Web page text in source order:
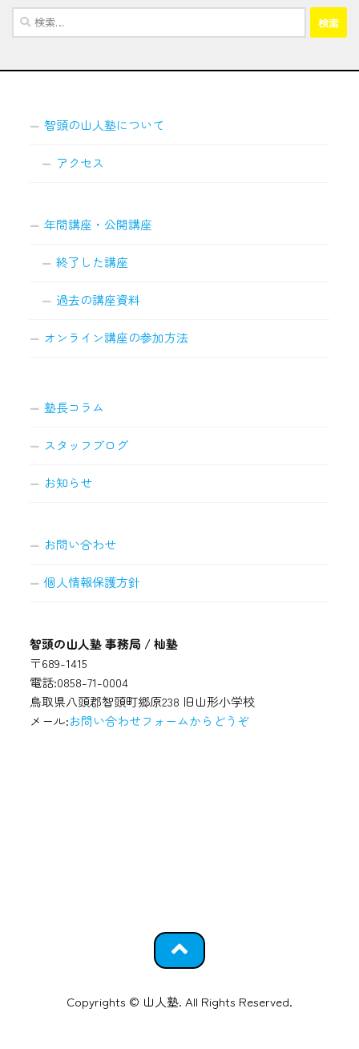
検
索:
智頭の山人塾について
アクセス
年間講座・公開講座
終了した講座
過去の講座資料
オンライン講座の参加方法
塾長コラム
スタッフブログ
お知らせ
お問い合わせ
個人情報保護方針
智頭の山人塾 事務局 / 杣塾
〒689-1415
電話:0858-71-0004
鳥取県八頭郡智頭町郷原238 旧山形小学校
メール:お問い合わせフォームからどうぞ
Copyrights © 山人塾. All Rights Reserved.